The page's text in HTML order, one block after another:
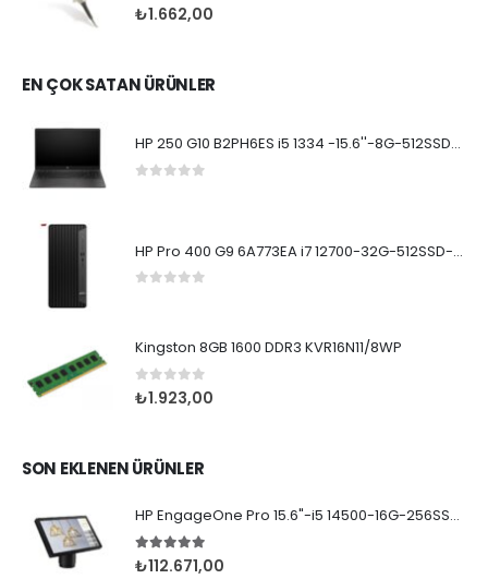
4.505 üzerinden
₺1.662,00
EN ÇOK SATAN ÜRÜNLER
HP 250 G10 B2PH6ES i5 1334 -15.6''-8G-512SSD-Dos
HP Pro 400 G9 6A773EA i7 12700-32G-512SSD-W11Pro
Kingston 8GB 1600 DDR3 KVR16N11/8WP
0 5 üzerinden
₺1.923,00
SON EKLENEN ÜRÜNLER
HP EngageOne Pro 15.6"-i5 14500-16G-256SSD-OST W11
5.00 5 üzerinden
₺112.671,00